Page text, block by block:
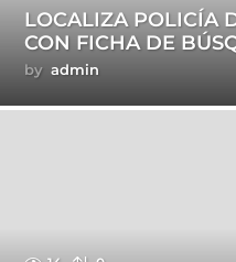
LOCALIZA POLICÍA
CON FICHA DE
by admin